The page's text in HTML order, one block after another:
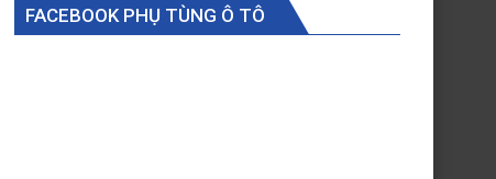
FACEBOOK PHỤ TÙNG Ô TÔ